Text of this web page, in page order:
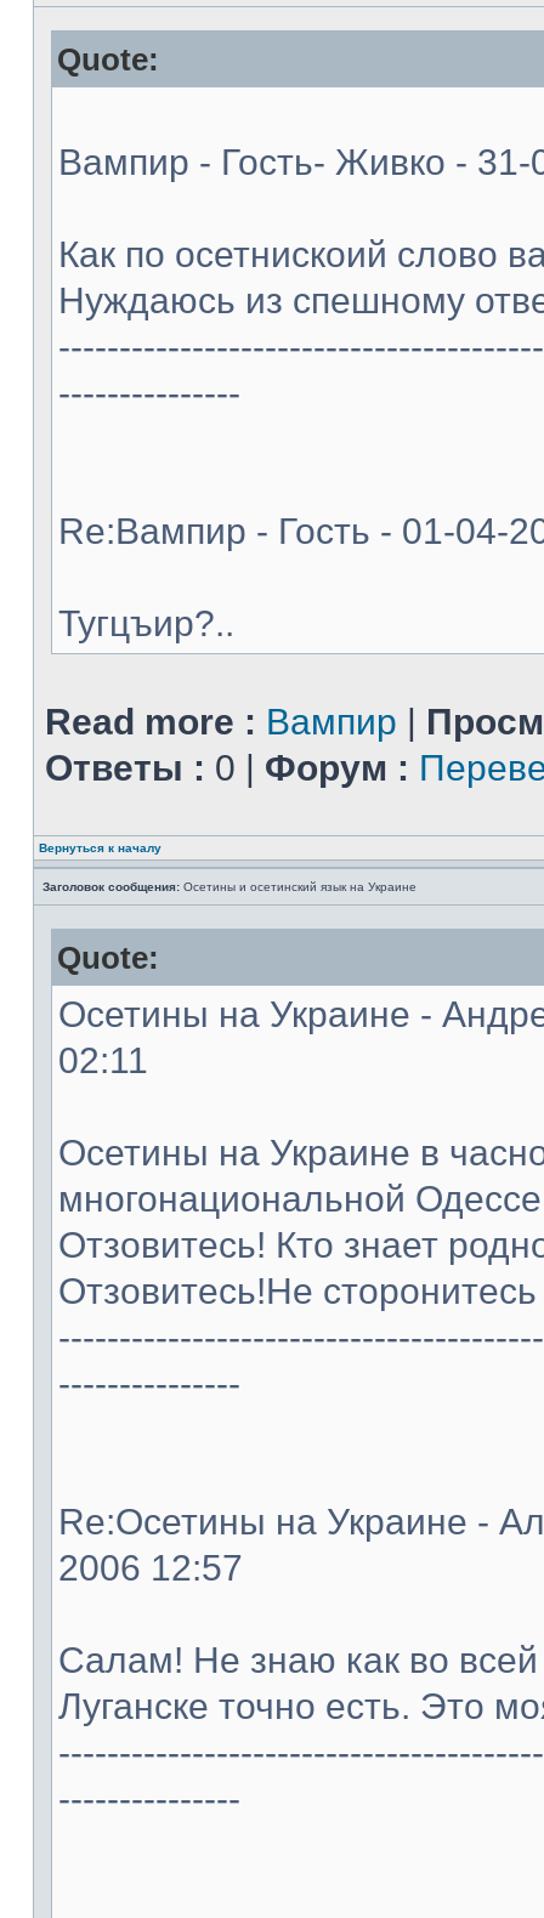
Quote:
Вампир - Гость- Живко - 31-
Как по осетнискоий слово
Нуждаюсь из спешному
---------------
Re:Вампир - Гость - 01-04-
Тугцъир?..
Read more : Вампир |
Ответы : 0 | Форум :
Вернуться к началу
Заголовок сообщения: Осетины и осетинский язык на Украине
Quote:
Осетины на Украине -
02:11
Осетины на Украине в
многонациональной
Отзовитесь! Кто знает
Отзовитесь!Не сторонитесь
---------------
Re:Осетины на Украине -
2006 12:57
Салам! Не знаю как во
Луганске точно есть. Это
---------------